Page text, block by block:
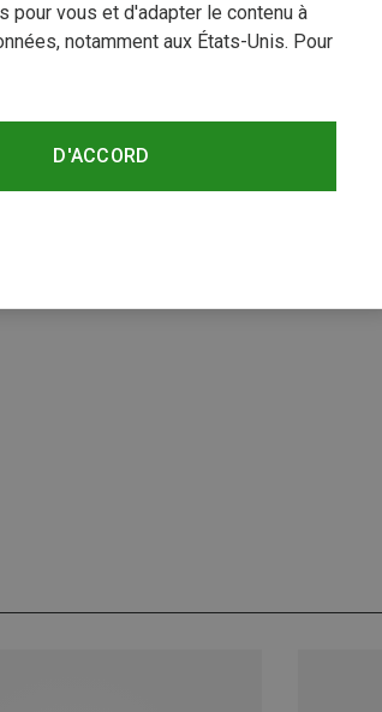
pour vous et d'adapter le contenu à
notamment aux États-Unis. Pour
D'ACCORD